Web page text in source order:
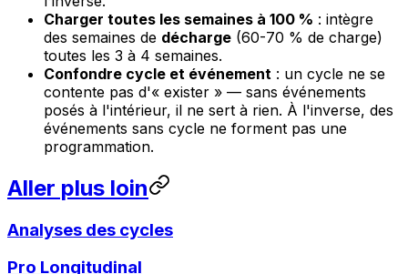
Charger toutes les semaines à 100 % : intègre
des semaines de décharge (60-70 % de charge)
toutes les 3 à 4 semaines.
Confondre cycle et événement : un cycle ne se
contente pas d'« exister » — sans événements
posés à l'intérieur, il ne sert à rien. À l'inverse, des
événements sans cycle ne forment pas une
programmation.
Aller plus loin
Analyses des cycles
Pro Longitudinal